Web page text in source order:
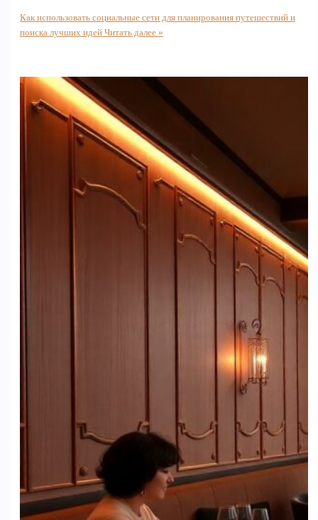
Как использовать социальные сети для планирования путешествий и
поиска лучших идейЧитать далее »